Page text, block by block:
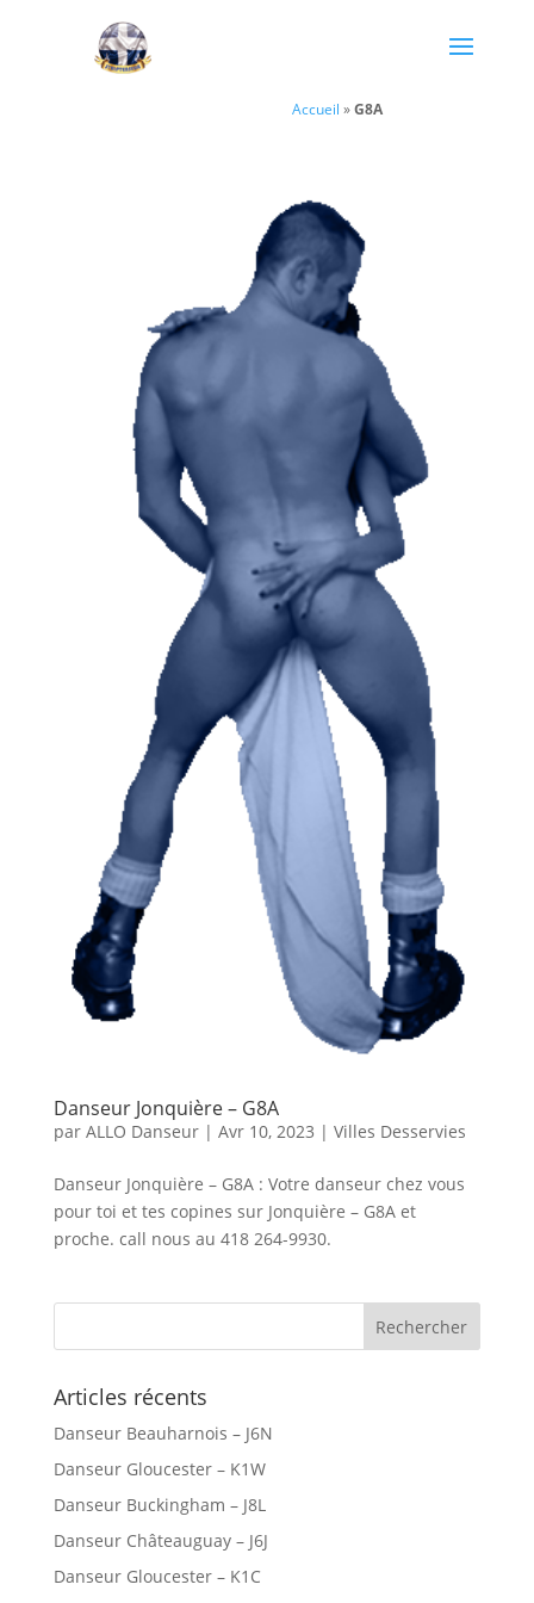
Accueil »G8A
Danseur Jonquière – G8A
par ALLO Danseur| Avr 10, 2023 | Villes Desservies
Danseur Jonquière – G8A : Votre danseur chez vous
pour toi et tes copines sur Jonquière – G8A et
proche. call nous au 418 264-9930.
Articles récents
Danseur Beauharnois – J6N
Danseur Gloucester – K1W
Danseur Buckingham – J8L
Danseur Châteauguay – J6J
Danseur Gloucester – K1C